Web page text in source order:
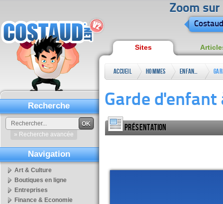
Zoom sur
Sites
Accueil
Hommes
Femmes
Enfants
Adolescents
Garde d'enfant
Présentation
Recherche
OK
» Recherche avancée
Navigation
Art & Culture
Boutiques en ligne
Entreprises
Finance & Economie